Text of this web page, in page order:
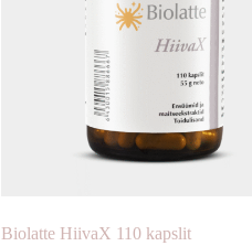
Biolatte HiivaX 110 kapslit